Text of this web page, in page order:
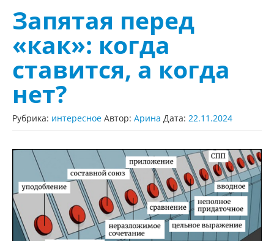
Запятая перед
«как»: когда
ставится, а когда
нет?
Рубрика: интересное Автор: Арина Дата: 22.11.2024